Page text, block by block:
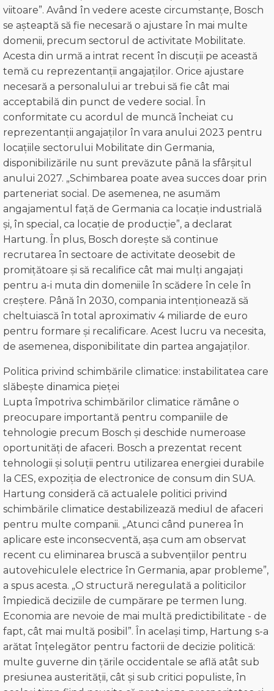
viitoare”. Având în vedere aceste circumstanțe, Bosch
se așteaptă să fie necesară o ajustare în mai multe
domenii, precum sectorul de activitate Mobilitate.
Acesta din urmă a intrat recent în discuții pe această
temă cu reprezentanții angajaților. Orice ajustare
necesară a personalului ar trebui să fie cât mai
acceptabilă din punct de vedere social. În
conformitate cu acordul de muncă încheiat cu
reprezentanții angajaților în vara anului 2023 pentru
locațiile sectorului Mobilitate din Germania,
disponibilizările nu sunt prevăzute până la sfârșitul
anului 2027. „Schimbarea poate avea succes doar prin
parteneriat social. De asemenea, ne asumăm
angajamentul față de Germania ca locație industrială
și, în special, ca locație de producție”, a declarat
Hartung. În plus, Bosch dorește să continue
recrutarea în sectoare de activitate deosebit de
promițătoare și să recalifice cât mai mulți angajați
pentru a-i muta din domeniile în scădere în cele în
creștere. Până în 2030, compania intenționează să
cheltuiască în total aproximativ 4 miliarde de euro
pentru formare și recalificare. Acest lucru va necesita,
de asemenea, disponibilitate din partea angajaților.
Politica privind schimbările climatice: instabilitatea care
slăbește dinamica pieței
Lupta împotriva schimbărilor climatice rămâne o
preocupare importantă pentru companiile de
tehnologie precum Bosch și deschide numeroase
oportunități de afaceri. Bosch a prezentat recent
tehnologii și soluții pentru utilizarea energiei durabile
la CES, expoziția de electronice de consum din SUA.
Hartung consideră că actualele politici privind
schimbările climatice destabilizează mediul de afaceri
pentru multe companii. „Atunci când punerea în
aplicare este inconsecventă, așa cum am observat
recent cu eliminarea bruscă a subvențiilor pentru
autovehiculele electrice în Germania, apar probleme”,
a spus acesta. „O structură neregulată a politicilor
împiedică deciziile de cumpărare pe termen lung.
Economia are nevoie de mai multă predictibilitate - de
fapt, cât mai multă posibil”. În același timp, Hartung s-a
arătat înțelegător pentru factorii de decizie politică:
multe guverne din țările occidentale se află atât sub
presiunea austerității, cât și sub critici populiste, în